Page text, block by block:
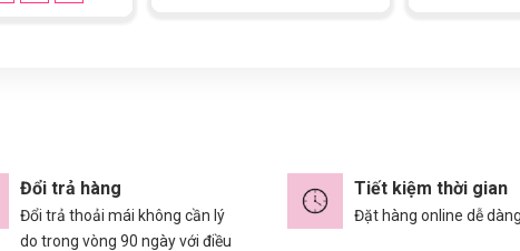
Đổi trả hàng
Đổi trả thoải mái không cần lý
do trong vòng 90 ngày với điều
Tiết kiệm thời gian
Đặt hàng online dễ dàng